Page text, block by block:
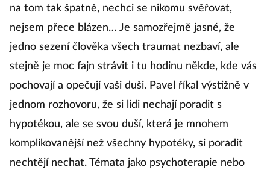
na tom tak špatně, nechci se nikomu svěřovat,
nejsem přece blázen… Je samozřejmě jasné, že
jedno sezení člověka všech traumat nezbaví, ale
stejně je moc fajn strávit i tu hodinu někde, kde vás
pochovají a opečují vaši duši. Pavel říkal výstižně v
jednom rozhovoru, že si lidi nechají poradit s
hypotékou, ale se svou duší, která je mnohem
komplikovanější než všechny hypotéky, si poradit
nechtějí nechat. Témata jako psychoterapie nebo